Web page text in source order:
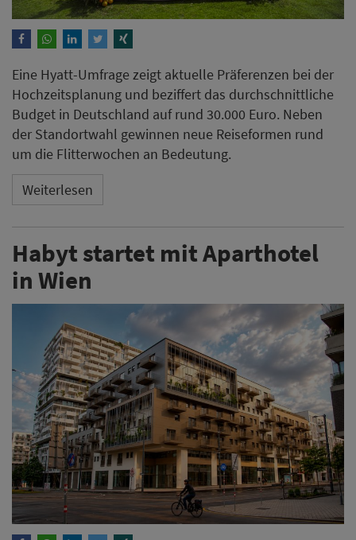
Eine Hyatt-Umfrage zeigt aktuelle Präferenzen bei der
Hochzeitsplanung und beziffert das durchschnittliche
Budget in Deutschland auf rund 30.000 Euro. Neben
der Standortwahl gewinnen neue Reiseformen rund
um die Flitterwochen an Bedeutung.
Weiterlesen
Habyt startet mit Aparthotel
in Wien